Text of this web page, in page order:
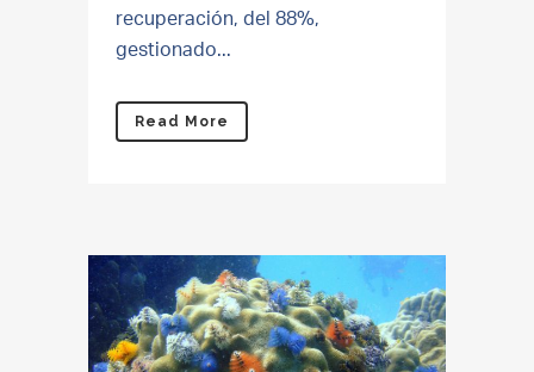
recuperación, del 88%,
gestionado...
Read More